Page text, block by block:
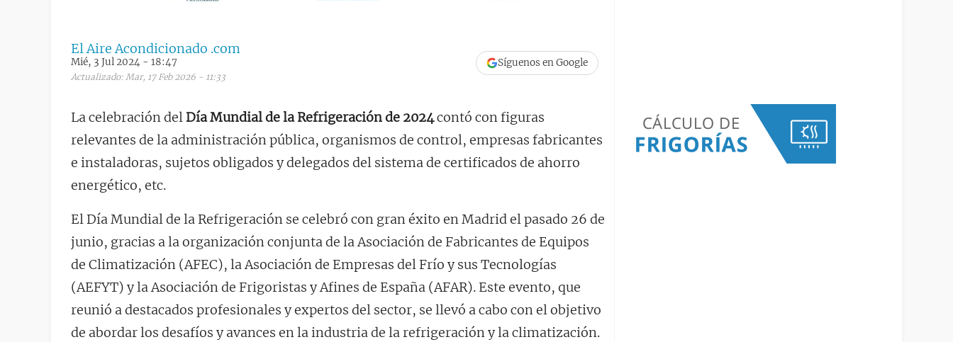
El Aire Acondicionado .com
Mié, 3 Jul 2024 - 18:47
Actualizado: Mar, 17 Feb 2026 - 11:33
Síguenos en Google
La celebración del Día Mundial de la Refrigeración de 2024contó con figuras
relevantes de la administración pública, organismos de control, empresas fabricantes
e instaladoras, sujetos obligados y delegados del sistema de certificados de ahorro
energético, etc.
El Día Mundial de la Refrigeración se celebró con gran éxito en Madrid el pasado 26 de
junio, gracias a la organización conjunta de la Asociación de Fabricantes de Equipos
de Climatización (AFEC), la Asociación de Empresas del Frío y sus Tecnologías
(AEFYT) y la Asociación de Frigoristas y Afines de España (AFAR). Este evento, que
reunió a destacados profesionales y expertos del sector, se llevó a cabo con el objetivo
de abordar los desafíos y avances en la industria de la refrigeración y la climatización.